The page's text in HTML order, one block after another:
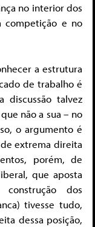
no interior dos
competição e no
a estrutura
de trabalho é
discussão talvez
não a sua – no
o argumento é
extrema direita
porém, de
que aposta
dos
tivesse tudo,
dessa posição,